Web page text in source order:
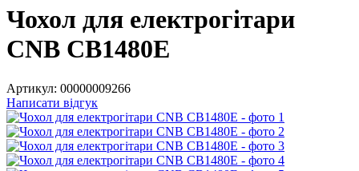
Чохол для електрогітари
CNB CB1480E
Артикул: 00000009266
Написати відгук